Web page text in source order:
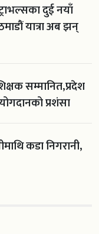
दुई नयाँ
यात्रा अब झन्
सम्मानित,प्रदेश
प्रशंसा
कडा निगरानी,